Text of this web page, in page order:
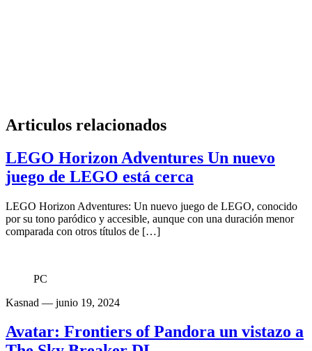
Articulos relacionados
LEGO Horizon Adventures Un nuevo
juego de LEGO está cerca
LEGO Horizon Adventures: Un nuevo juego de LEGO, conocido
por su tono paródico y accesible, aunque con una duración menor
comparada con otros títulos de […]
PC
Kasnad — junio 19, 2024
Avatar: Frontiers of Pandora un vistazo a